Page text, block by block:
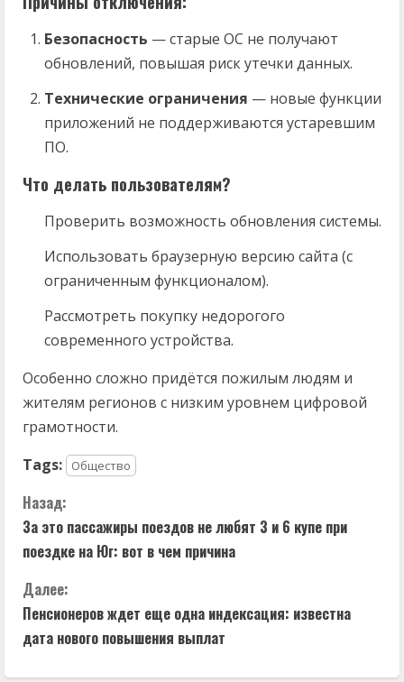
Безопасность — старые ОС не получают
обновлений, повышая риск утечки данных.
Технические ограничения — новые функции
приложений не поддерживаются устаревшим
ПО.
Что делать пользователям?
Проверить возможность обновления системы.
Использовать браузерную версию сайта (с
ограниченным функционалом).
Рассмотреть покупку недорогого
современного устройства.
Особенно сложно придётся пожилым людям и
жителям регионов с низким уровнем цифровой
грамотности.
Tags:
Общество
П
р
о
д
о
Назад:
За это пассажиры поездов не любят 3 и 6 купе при
поездке на Юг: вот в чем причина
Далее:
Пенсионеров ждет еще одна индексация: известна
дата нового повышения выплат